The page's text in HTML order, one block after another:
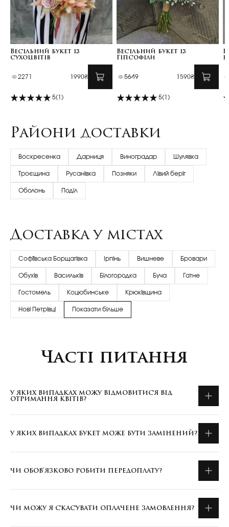
Весільний букет із
сухоцвітів
2271 1990₴
5(1)
Весільний букет із
Гіпсофіли
5649 1590₴
5(1)
Райони доставки
Воскресенка Дарниця Виноградар Шулявка
Троєщина Русанівка Позняки Лівий беріг
Оболонь Поділ
Доставка у містах
Софіївська Борщагівка Ірпінь Вишневе Бровари
Обухів Васильків Білогородка Буча Гатне
Гостомель Коцюбинське Крюківщина
Нові Петрівці Показати більше
Часті питання
У ЯКИХ ВИПАДКАХ МОЖУ ВІДМОВИТИСЯ ВІД
ОТРИМАННЯ КВІТІВ?
У ЯКИХ ВИПАДКАХ БУКЕТ МОЖЕ БУТИ ЗАМІНЕНИЙ?
ЧИ ОБОВ'ЯЗКОВО РОБИТИ ПЕРЕДОПЛАТУ?
ЧИ МОЖУ Я СКАСУВАТИ ОПЛАЧЕНЕ ЗАМОВЛЕННЯ?